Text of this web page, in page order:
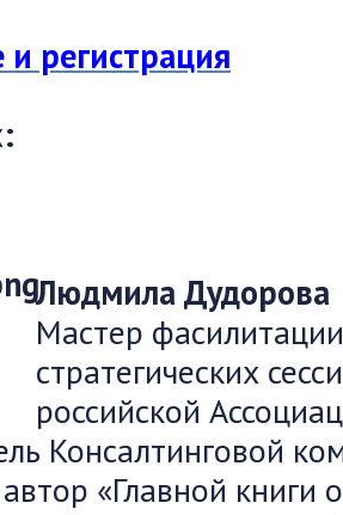
регистрация
Людмила Дудорова
Мастер
стратегических
российской
Консалтинговой
«Главной книги